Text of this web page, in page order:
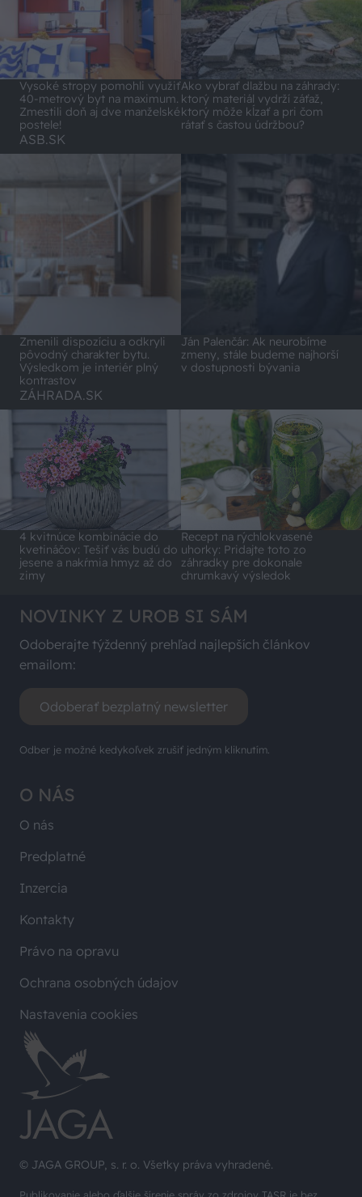
Vysoké stropy pomohli využiť
40-metrový byt na maximum.
Zmestili doň aj dve manželské
postele!
Ako vybrať dlažbu na záhrady:
ktorý materiál vydrží záťaž,
ktorý môže kĺzať a pri čom
rátať s častou údržbou?
ASB.SK
Zmenili dispozíciu a odkryli
pôvodný charakter bytu.
Výsledkom je interiér plný
kontrastov
Ján Palenčár: Ak neurobíme
zmeny, stále budeme najhorší
v dostupnosti bývania
ZÁHRADA.SK
4 kvitnúce kombinácie do
kvetináčov: Tešiť vás budú do
jesene a nakŕmia hmyz až do
zimy
Recept na rýchlokvasené
uhorky: Pridajte toto zo
záhradky pre dokonale
chrumkavý výsledok
© JAGA GROUP, s. r. o. Všetky práva vyhradené.
O NÁS
O nás
Predplatné
Inzercia
Kontakty
Právo na opravu
Ochrana osobných údajov
Nastavenia cookies
NOVINKY Z UROB SI SÁM
Odoberajte týždenný prehľad najlepších článkov
emailom:
Odoberať bezplatný newsletter
Odber je možné kedykoľvek zrušiť jedným kliknutím.